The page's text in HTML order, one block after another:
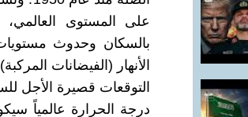
على المستوى
بالسكان وحدوث
الأنهار (الفيضانات